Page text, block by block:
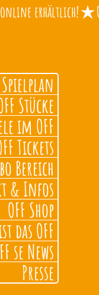
online erhältlich!
Spielplan
Stücke
im OFF
Tickets
Bereich
& Infos
OFF Shop
das OFF
se News
Presse